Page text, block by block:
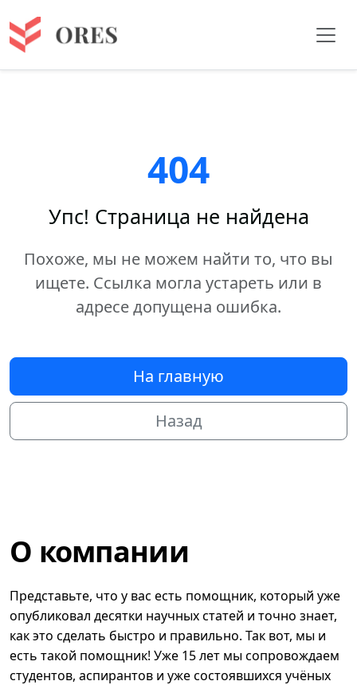
404
Упс! Страница не найдена
Похоже, мы не можем найти то, что вы
ищете. Ссылка могла устареть или в
адресе допущена ошибка.
На главную
Назад
О компании
Представьте, что у вас есть помощник, который уже
опубликовал десятки научных статей и точно знает,
как это сделать быстро и правильно. Так вот, мы и
есть такой помощник! Уже 15 лет мы сопровождаем
студентов, аспирантов и уже состоявшихся учёных